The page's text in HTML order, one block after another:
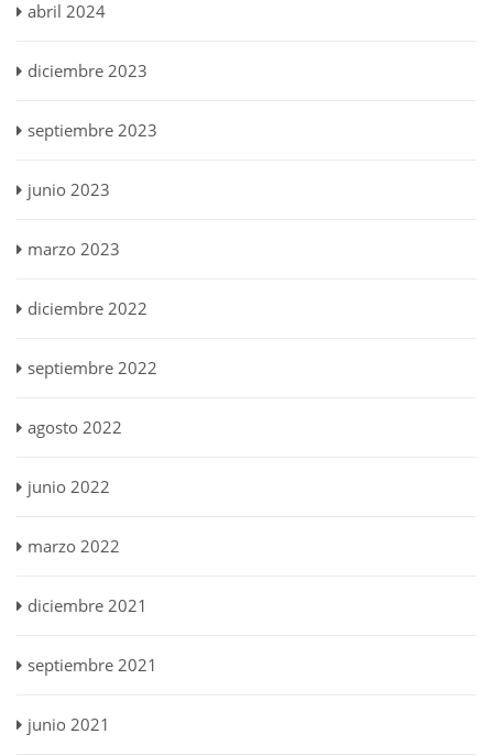
abril 2024
diciembre 2023
septiembre 2023
junio 2023
marzo 2023
diciembre 2022
septiembre 2022
agosto 2022
junio 2022
marzo 2022
diciembre 2021
septiembre 2021
junio 2021